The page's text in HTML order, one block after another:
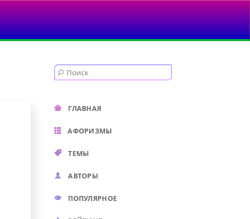
ГЛАВНАЯ
АФОРИЗМЫ
ТЕМЫ
АВТОРЫ
ПОПУЛЯРНОЕ